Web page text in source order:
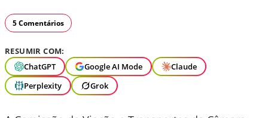
5 Comentários
RESUMIR COM:
ChatGPT
Google AI Mode
Claude
Perplexity
Grok